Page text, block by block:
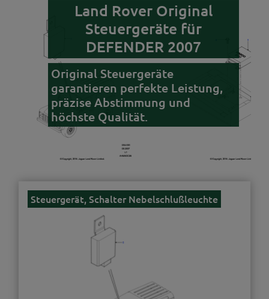
Land Rover Original
Steuergeräte für
DEFENDER 2007
Original Steuergeräte
garantieren perfekte Leistung,
präzise Abstimmung und
höchste Qualität.
Steuergerät, Schalter Nebelschlußleuchte